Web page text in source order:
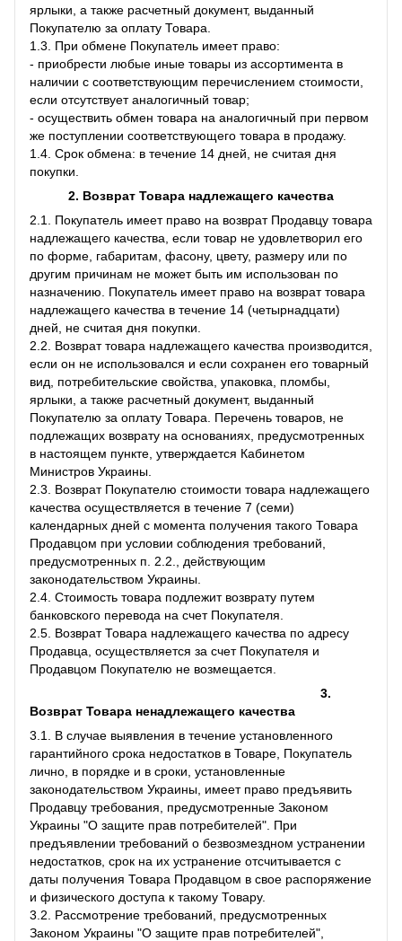
ярлыки, а также расчетный документ, выданный
Покупателю за оплату Товара.
1.3. При обмене Покупатель имеет право:
- приобрести любые иные товары из ассортимента в
наличии с соответствующим перечислением стоимости,
если отсутствует аналогичный товар;
- осуществить обмен товара на аналогичный при первом
же поступлении соответствующего товара в продажу.
1.4. Срок обмена: в течение 14 дней, не считая дня
покупки.
2. Возврат Товара надлежащего качества
2.1. Покупатель имеет право на возврат Продавцу товара
надлежащего качества, если товар не удовлетворил его
по форме, габаритам, фасону, цвету, размеру или по
другим причинам не может быть им использован по
назначению. Покупатель имеет право на возврат товара
надлежащего качества в течение 14 (четырнадцати)
дней, не считая дня покупки.
2.2. Возврат товара надлежащего качества производится,
если он не использовался и если сохранен его товарный
вид, потребительские свойства, упаковка, пломбы,
ярлыки, а также расчетный документ, выданный
Покупателю за оплату Товара. Перечень товаров, не
подлежащих возврату на основаниях, предусмотренных
в настоящем пункте, утверждается Кабинетом
Министров Украины.
2.3. Возврат Покупателю стоимости товара надлежащего
качества осуществляется в течение 7 (семи)
календарных дней с момента получения такого Товара
Продавцом при условии соблюдения требований,
предусмотренных п. 2.2., действующим
законодательством Украины.
2.4. Стоимость товара подлежит возврату путем
банковского перевода на счет Покупателя.
2.5. Возврат Товара надлежащего качества по адресу
Продавца, осуществляется за счет Покупателя и
Продавцом Покупателю не возмещается.
3.
Возврат Товара ненадлежащего качества
3.1. В случае выявления в течение установленного
гарантийного срока недостатков в Товаре, Покупатель
лично, в порядке и в сроки, установленные
законодательством Украины, имеет право предъявить
Продавцу требования, предусмотренные Законом
Украины "О защите прав потребителей". При
предъявлении требований о безвозмездном устранении
недостатков, срок на их устранение отсчитывается с
даты получения Товара Продавцом в свое распоряжение
и физического доступа к такому Товару.
3.2. Рассмотрение требований, предусмотренных
Законом Украины "О защите прав потребителей",